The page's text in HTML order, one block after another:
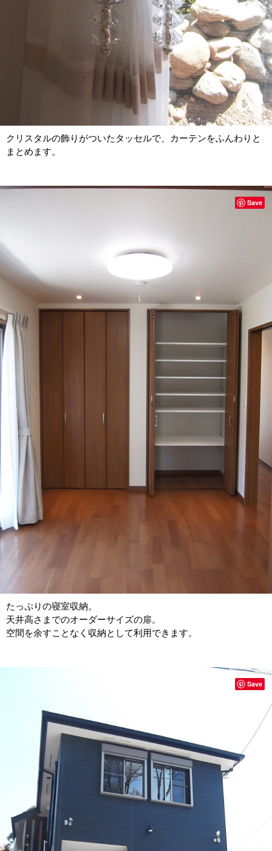
クリスタルの飾りがついたタッセルで、カーテンをふんわりと
まとめます。
たっぷりの寝室収納。
天井高さまでのオーダーサイズの扉。
空間を余すことなく収納として利用できます。
Save
Save